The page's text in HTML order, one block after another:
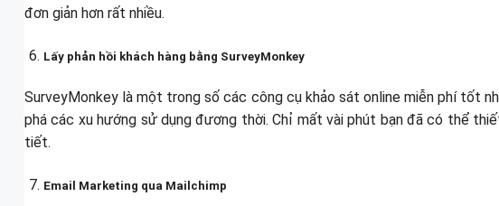
đơn giản hơn rất nhiều.
Lấy phản hồi khách hàng bằng SurveyMonkey
SurveyMonkey là một trong số các công cụ khảo sát online miễn phí tốt
phá các xu hướng sử dụng đương thời. Chỉ mất vài phút bạn đã có thể
tiết.
Email Marketing qua Mailchimp